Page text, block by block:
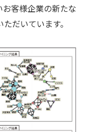
客様企業の新たな
だいています。